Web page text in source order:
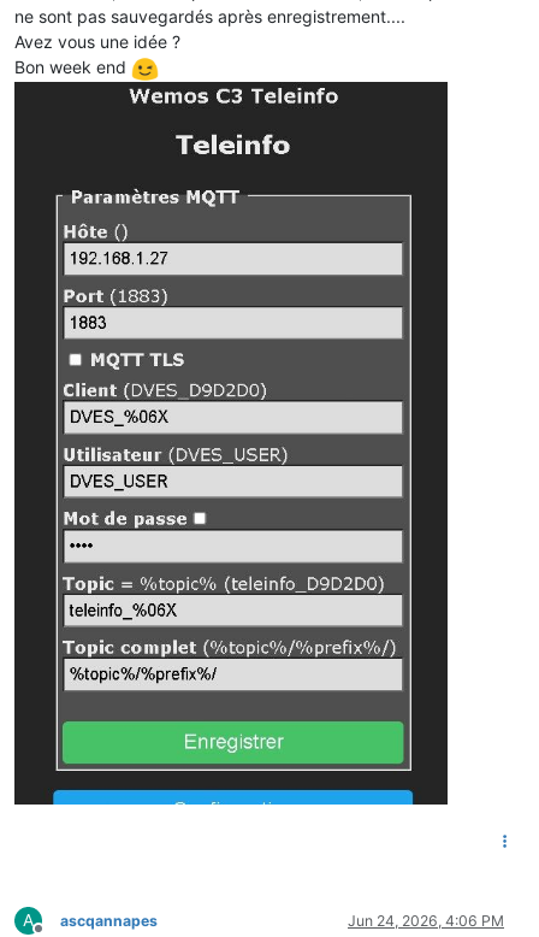
ne sont pas sauvegardés après enregistrement....
Avez vous une idée ?
Bon week end
A ascqannapes Jun 24, 2026, 4:06 PM